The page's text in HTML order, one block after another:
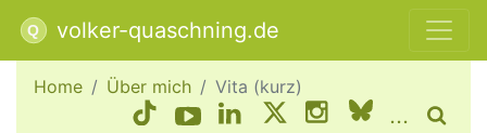
volker-quaschning.de
Home Über mich Vita (kurz)
...